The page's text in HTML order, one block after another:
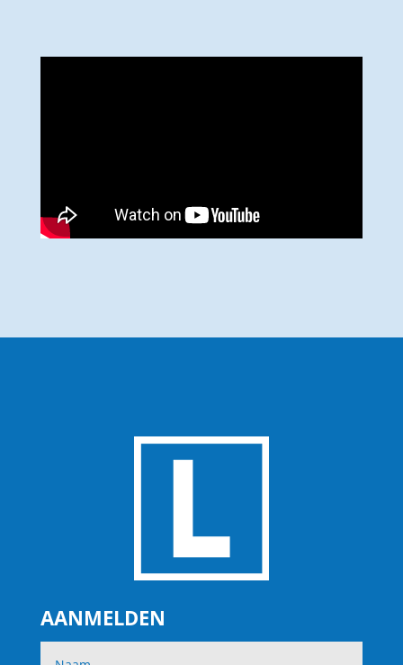
AANMELDEN